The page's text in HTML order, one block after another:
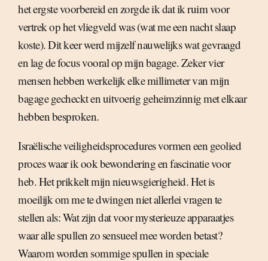
het ergste voorbereid en zorgde ik dat ik ruim voor
vertrek op het vliegveld was (wat me een nacht slaap
koste). Dit keer werd mijzelf nauwelijks wat gevraagd
en lag de focus vooral op mijn bagage. Zeker vier
mensen hebben werkelijk elke millimeter van mijn
bagage gecheckt en uitvoerig geheimzinnig met elkaar
hebben besproken.
Israëlische veiligheidsprocedures vormen een geolied
proces waar ik ook bewondering en fascinatie voor
heb. Het prikkelt mijn nieuwsgierigheid. Het is
moeilijk om me te dwingen niet allerlei vragen te
stellen als: Wat zijn dat voor mysterieuze apparaatjes
waar alle spullen zo sensueel mee worden betast?
Waarom worden sommige spullen in speciale